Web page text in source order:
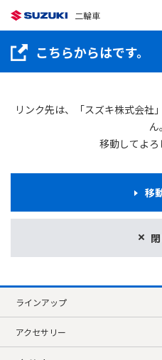
二輪車
こちらからはです。
リンク先は、「スズキ株式会社
ん。
移動してよろ
移
ラインアップ
アクセサリー